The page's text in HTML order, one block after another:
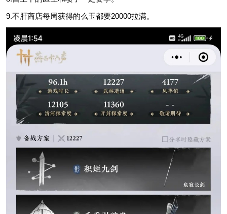
9.不肝商店每周获得的么玉都要20000拉满。